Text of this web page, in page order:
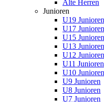
Alte Herren
Junioren
U19 Junioren
U17 Junioren
U15 Junioren
U13 Junioren
U12 Junioren
U11 Junioren
U10 Junioren
U9 Junioren
U8 Junioren
U7 Junioren